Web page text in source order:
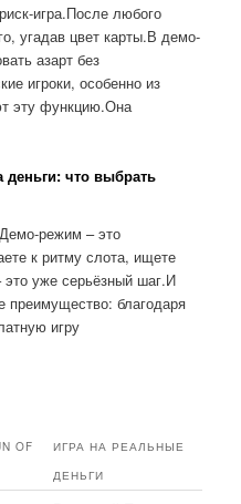
игра.После любого
угадав цвет карты.В демо-
азарт без
игроки, особенно из
эту функцию.Она
что выбрать
режим – это
к ритму слота, ищете
это уже серьёзный шаг.И
преимущество: благодаря
игру
OF
ИГРА НА РЕАЛЬНЫЕ
ДЕНЬГИ